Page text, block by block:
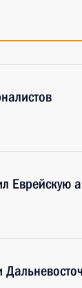
Еврейскую